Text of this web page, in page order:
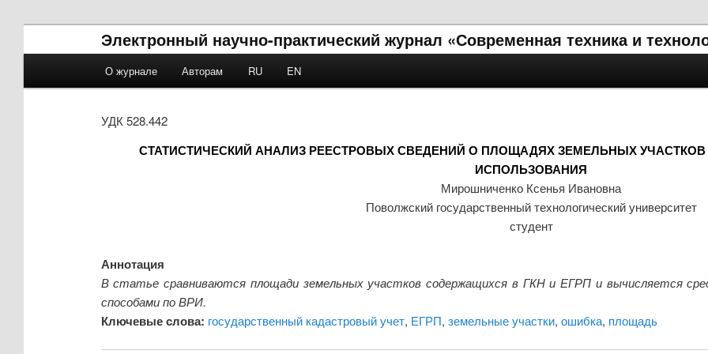
Электронный научно-практический журнал «Современная техника и
Skip to primary content
Skip to secondary content
О журнале Авторам RU EN
УДК 528.442
СТАТИСТИЧЕСКИЙ АНАЛИЗ РЕЕСТРОВЫХ СВЕДЕНИЙ О ПЛОЩАДЯХ ЗЕМЕЛЬНЫХ
ИСПОЛЬЗОВАНИЯ
Мирошниченко Ксенья Ивановна
Поволжский государственный технологический университет
студент
Аннотация
В статье сравниваются площади земельных участков содержащихся в ГКН и ЕГРП и вычисляется
способами по ВРИ.
Ключевые слова: государственный кадастровый учет, ЕГРП, земельные участки, ошибка, площадь